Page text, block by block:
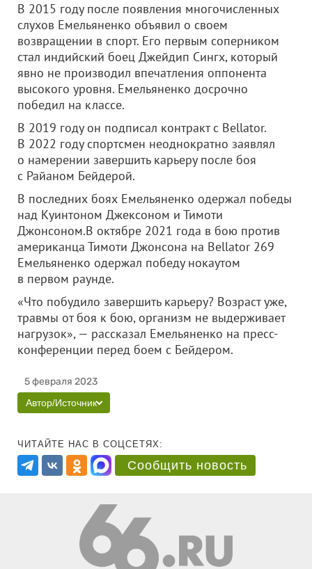
В 2015 году после появления многочисленных
слухов Емельяненко объявил о своем
возвращении в спорт. Его первым соперником
стал индийский боец Джейдип Сингх, который
явно не производил впечатления оппонента
высокого уровня. Емельяненко досрочно
победил на классе.
В 2019 году он подписал контракт с Bellator.
В 2022 году спортсмен неоднократно заявлял
о намерении завершить карьеру после боя
с Райаном Бейдерой.
В последних боях Емельяненко одержал победы
над Куинтоном Джексоном и Тимоти
Джонсоном.В октябре 2021 года в бою против
американца Тимоти Джонсона на Bellator 269
Емельяненко одержал победу нокаутом
в первом раунде.
«Что побудило завершить карьеру? Возраст уже,
травмы от боя к бою, организм не выдерживает
нагрузок», — рассказал Емельяненко на пресс-
конференции перед боем с Бейдером.
5 февраля 2023
Автор/Источник
ЧИТАЙТЕ НАС В СОЦСЕТЯХ:
Сообщить новость